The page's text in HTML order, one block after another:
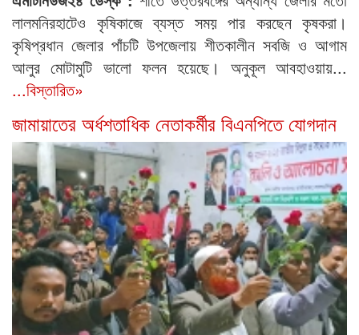
লালমনিরহাটেও কৃষিকাজে ব্যস্ত সময় পার করছেন কৃষকরা।
কৃষিপ্রধান জেলার পাঁচটি উপজেলায় শীতকালীন সবজি ও আগাম
আলুর মোটামুটি ভালো ফলন হয়েছে। অনুকূল আবহাওয়ায়...
...বিস্তারিত»
জামায়াতের অর্ধশতাধিক নেতাকর্মীর বিএনপিতে যোগদান